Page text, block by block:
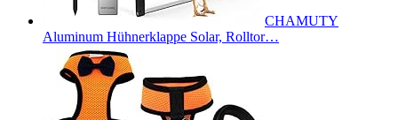
CHAMUTY
Aluminum Hühnerklappe Solar, Rolltor…